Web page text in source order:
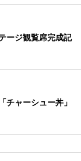
ージ観覧席完成記
ャーシュー丼」